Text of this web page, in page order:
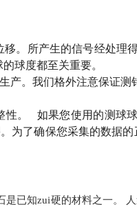
。所产生的信号经处理
球度都至关重要。
产。我们格外注意保证测
。
如果您使用的测球
为了确保您采集的数据的
已知zui硬的材料之一。